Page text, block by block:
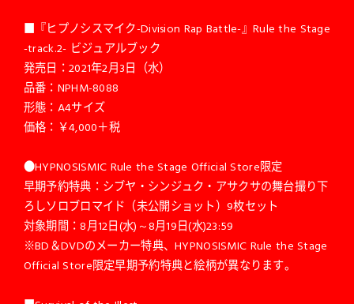
■『ヒプノシスマイク-Division Rap Battle-』Rule the Stage
-track.2- ビジュアルブック
発売日：2021年2月3日（水）
品番：NPHM-8088
形態：A4サイズ
価格：￥4,000＋税
●HYPNOSISMIC Rule the Stage Official Store限定
早期予約特典：シブヤ・シンジュク・アサクサの舞台撮り下
ろしソロブロマイド（未公開ショット）9枚セット
対象期間：8月12日(水)～8月19日(水)23:59
※BD＆DVDのメーカー特典、HYPNOSISMIC Rule the Stage
Official Store限定早期予約特典と絵柄が異なります。